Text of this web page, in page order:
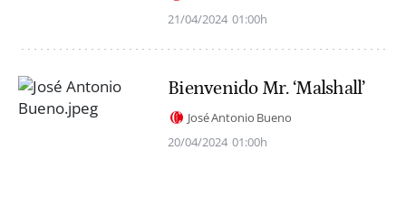
21/04/2024 01:00h
Bienvenido Mr. ‘Malshall’
José Antonio Bueno
20/04/2024 01:00h